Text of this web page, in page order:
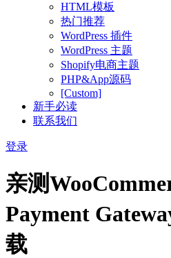
HTML模板
热门推荐
WordPress 插件
WordPress 主题
Shopify电商主题
PHP&App源码
[Custom]
新手必读
联系我们
登录
亲测
Payment
载